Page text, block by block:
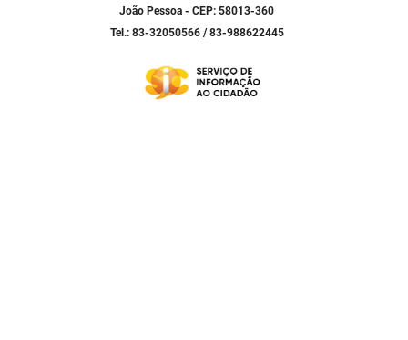
João Pessoa - CEP: 58013-360
Tel.: 83-32050566 / 83-988622445